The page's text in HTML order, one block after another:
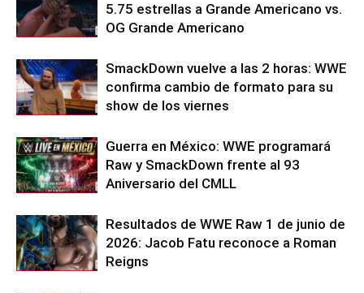
5.75 estrellas a Grande Americano vs.
OG Grande Americano
SmackDown vuelve a las 2 horas: WWE
confirma cambio de formato para su
show de los viernes
Guerra en México: WWE programará
Raw y SmackDown frente al 93
Aniversario del CMLL
Resultados de WWE Raw 1 de junio de
2026: Jacob Fatu reconoce a Roman
Reigns